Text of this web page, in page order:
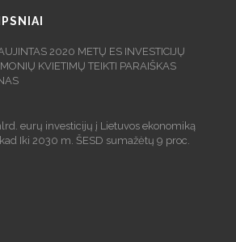
2020 METŲ ES INVESTICIJŲ
KVIETIMŲ TEIKTI PARAIŠKAS
eurų investicijų į Lietuvos ekonomiką
Iki 2030 m. ŠESD sumažėtų 9 proc.